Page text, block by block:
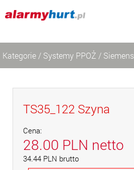
Kategorie / Systemy PPOŻ / Siemens
TS35_122 Szyna
Cena:
28.00 PLN netto
34.44 PLN brutto